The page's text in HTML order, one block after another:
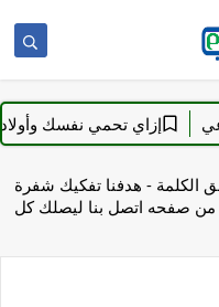
تحمي نفسك وأولادك من
- هدفنا تفكيك شفرة
من صفحه اتصل بنا ليصلك كل